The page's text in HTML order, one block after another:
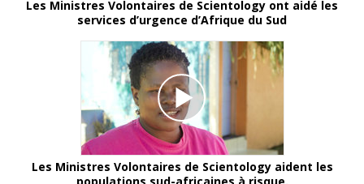
Les Ministres Volontaires de Scientology ont aidé les
services d’urgence d’Afrique du Sud
Les Ministres Volontaires de Scientology aident les